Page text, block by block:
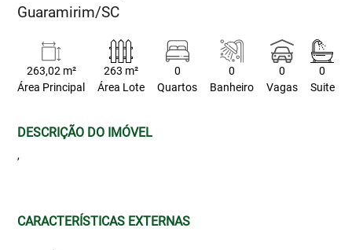
Guaramirim/SC
263,02 m²
Área Principal
263 m²
Área Lote
0
Quartos
0
Banheiro
0
Vagas
0
Suite
DESCRIÇÃO DO IMÓVEL
,
CARACTERÍSTICAS EXTERNAS